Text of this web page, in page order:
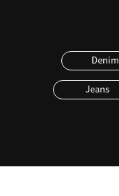
Denim
Jeans